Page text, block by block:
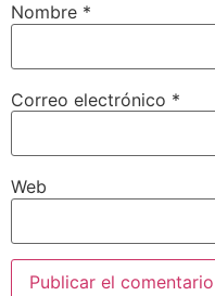
Nombre *
Correo electrónico *
Web